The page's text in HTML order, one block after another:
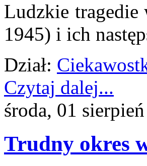
Ludzkie
1945) i ich
Dział:
Czytaj dalej...
środa, 01
Trudny okres